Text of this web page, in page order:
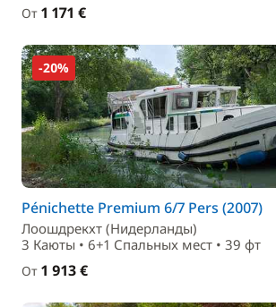
От 1 171 €
-20%
Pénichette Premium 6/7 Pers (2007)
Лоошдрекхт (Нидерланды)
3 Каюты • 6+1 Спальныx мест • 39 фт
От 1 913 €